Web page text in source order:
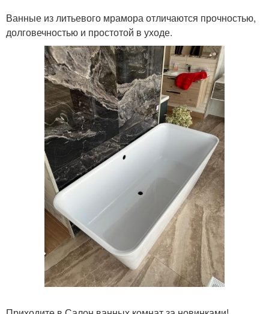
Ванные из литьевого мрамора отличаются прочностью,
долговечностью и простотой в уходе.